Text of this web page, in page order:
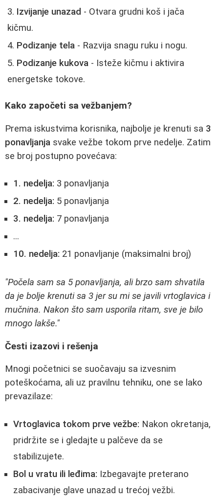
Izvijanje unazad - Otvara grudni koš i jača
kičmu.
Podizanje tela - Razvija snagu ruku i nogu.
Podizanje kukova - Isteže kičmu i aktivira
energetske tokove.
Kako započeti sa vežbanjem?
Prema iskustvima korisnika, najbolje je krenuti sa 3
ponavljanja svake vežbe tokom prve nedelje. Zatim
se broj postupno povećava:
1. nedelja: 3 ponavljanja
2. nedelja: 5 ponavljanja
3. nedelja: 7 ponavljanja
...
10. nedelja: 21 ponavljanje (maksimalni broj)
"Počela sam sa 5 ponavljanja, ali brzo sam shvatila
da je bolje krenuti sa 3 jer su mi se javili vrtoglavica i
mučnina. Nakon što sam usporila ritam, sve je bilo
mnogo lakše."
Česti izazovi i rešenja
Mnogi početnici se suočavaju sa izvesnim
poteškoćama, ali uz pravilnu tehniku, one se lako
prevazilaze:
Vrtoglavica tokom prve vežbe: Nakon okretanja,
pridržite se i gledajte u palčeve da se
stabilizujete.
Bol u vratu ili leđima: Izbegavajte preterano
zabacivanje glave unazad u trećoj vežbi.